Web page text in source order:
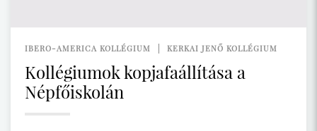
IBERO-AMERICA KOLLÉGIUM KERKAI JENŐ KOLLÉGIUM
Kollégiumok kopjafaállítása a
Népfőiskolán